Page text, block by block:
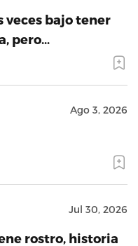
veces bajo tener
pero…
Ago 3, 2026
Jul 30, 2026
rostro, historia